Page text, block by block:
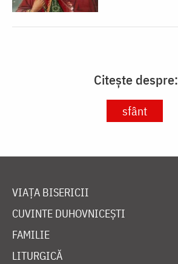
Citește despre:
sfânt
VIAȚA BISERICII
CUVINTE DUHOVNICEȘTI
FAMILIE
LITURGICĂ